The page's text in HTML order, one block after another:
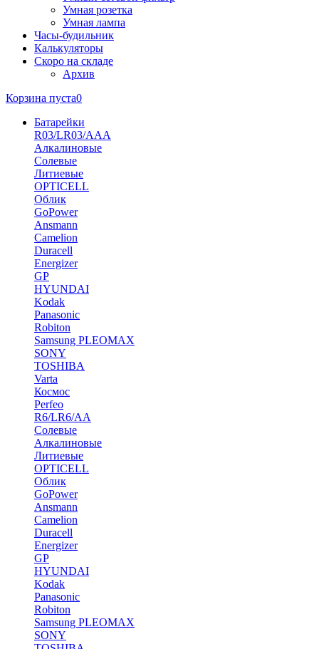
Умная розетка
Умная лампа
Часы-будильник
Калькуляторы
Скоро на складе
Архив
Корзина пуста0
Батарейки
R03/LR03/AAA
Алкалиновые
Солевые
Литиевые
OPTICELL
Облик
GoPower
Ansmann
Camelion
Duracell
Energizer
GP
HYUNDAI
Kodak
Panasonic
Robiton
Samsung PLEOMAX
SONY
TOSHIBA
Varta
Космос
Perfeo
R6/LR6/AA
Солевые
Алкалиновые
Литиевые
OPTICELL
Облик
GoPower
Ansmann
Camelion
Duracell
Energizer
GP
HYUNDAI
Kodak
Panasonic
Robiton
Samsung PLEOMAX
SONY